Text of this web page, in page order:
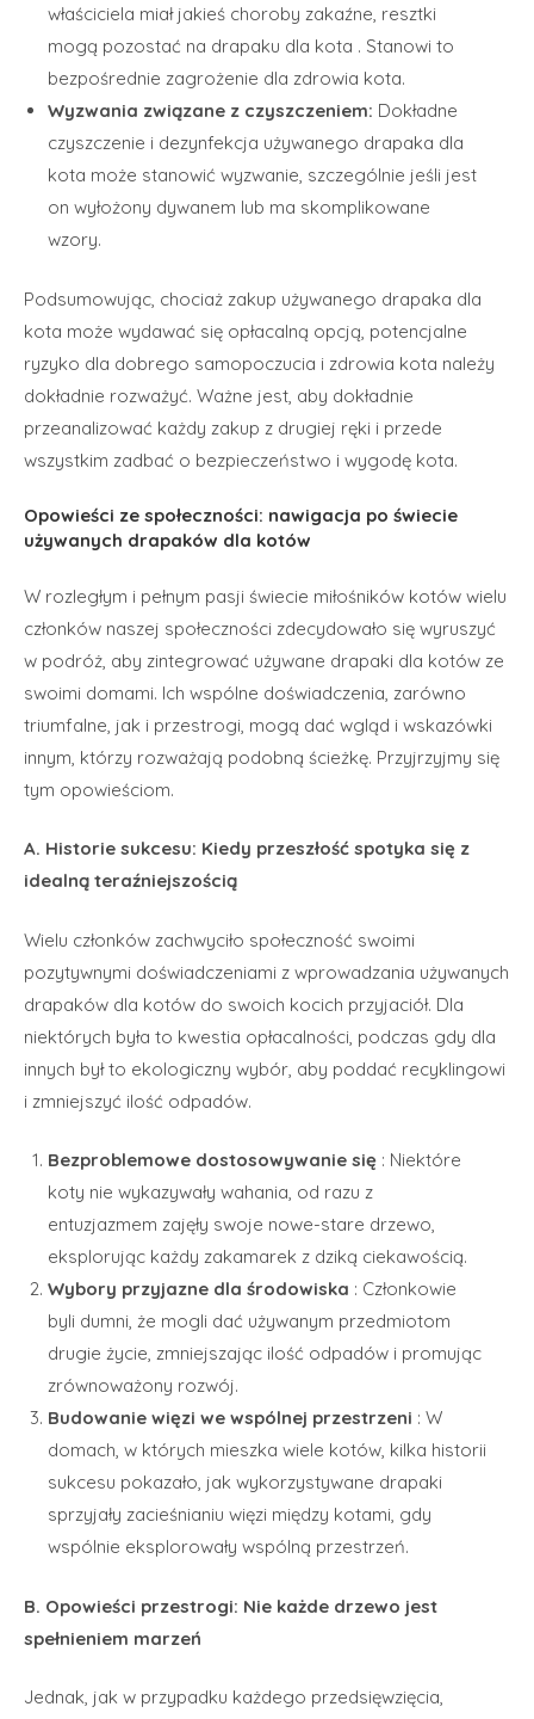
właściciela miał jakieś choroby zakaźne, resztki
mogą pozostać na drapaku dla kota . Stanowi to
bezpośrednie zagrożenie dla zdrowia kota.
Wyzwania związane z czyszczeniem: Dokładne
czyszczenie i dezynfekcja używanego drapaka dla
kota może stanowić wyzwanie, szczególnie jeśli jest
on wyłożony dywanem lub ma skomplikowane
wzory.
Podsumowując, chociaż zakup używanego drapaka dla
kota może wydawać się opłacalną opcją, potencjalne
ryzyko dla dobrego samopoczucia i zdrowia kota należy
dokładnie rozważyć. Ważne jest, aby dokładnie
przeanalizować każdy zakup z drugiej ręki i przede
wszystkim zadbać o bezpieczeństwo i wygodę kota.
Opowieści ze społeczności: nawigacja po świecie
używanych drapaków dla kotów
W rozległym i pełnym pasji świecie miłośników kotów wielu
członków naszej społeczności zdecydowało się wyruszyć
w podróż, aby zintegrować używane drapaki dla kotów ze
swoimi domami. Ich wspólne doświadczenia, zarówno
triumfalne, jak i przestrogi, mogą dać wgląd i wskazówki
innym, którzy rozważają podobną ścieżkę. Przyjrzyjmy się
tym opowieściom.
A. Historie sukcesu: Kiedy przeszłość spotyka się z
idealną teraźniejszością
Wielu członków zachwyciło społeczność swoimi
pozytywnymi doświadczeniami z wprowadzania używanych
drapaków dla kotów do swoich kocich przyjaciół. Dla
niektórych była to kwestia opłacalności, podczas gdy dla
innych był to ekologiczny wybór, aby poddać recyklingowi
i zmniejszyć ilość odpadów.
Bezproblemowe dostosowywanie się : Niektóre
koty nie wykazywały wahania, od razu z
entuzjazmem zajęły swoje nowe-stare drzewo,
eksplorując każdy zakamarek z dziką ciekawością.
Wybory przyjazne dla środowiska : Członkowie
byli dumni, że mogli dać używanym przedmiotom
drugie życie, zmniejszając ilość odpadów i promując
zrównoważony rozwój.
Budowanie więzi we wspólnej przestrzeni : W
domach, w których mieszka wiele kotów, kilka historii
sukcesu pokazało, jak wykorzystywane drapaki
sprzyjały zacieśnianiu więzi między kotami, gdy
wspólnie eksplorowały wspólną przestrzeń.
B. Opowieści przestrogi: Nie każde drzewo jest
spełnieniem marzeń
Jednak, jak w przypadku każdego przedsięwzięcia,